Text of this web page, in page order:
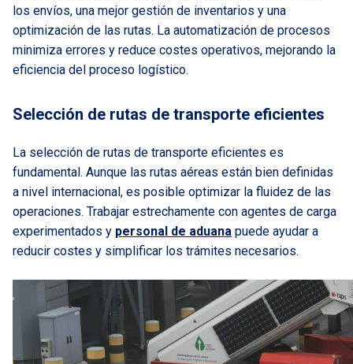
los envíos, una mejor gestión de inventarios y una
optimización de las rutas. La automatización de procesos
minimiza errores y reduce costes operativos, mejorando la
eficiencia del proceso logístico.
Selección de rutas de transporte eficientes
La selección de rutas de transporte eficientes es
fundamental. Aunque las rutas aéreas están bien definidas
a nivel internacional, es posible optimizar la fluidez de las
operaciones. Trabajar estrechamente con agentes de carga
experimentados y personal de aduana puede ayudar a
reducir costes y simplificar los trámites necesarios.